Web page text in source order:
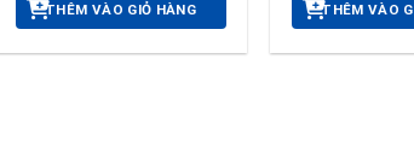
THÊM VÀO GIỎ HÀNG THÊM VÀO